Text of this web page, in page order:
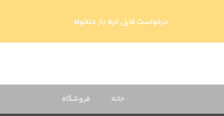
درخواست فایل لایه باز دلخواه
خانه فروشگاه